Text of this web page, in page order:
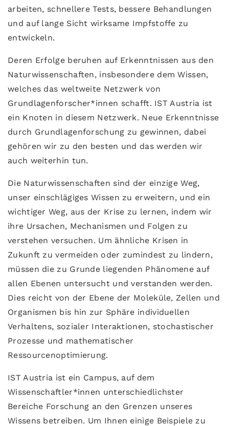
arbeiten, schnellere Tests, bessere Behandlungen
und auf lange Sicht wirksame Impfstoffe zu
entwickeln.
Deren Erfolge beruhen auf Erkenntnissen aus den
Naturwissenschaften, insbesondere dem Wissen,
welches das weltweite Netzwerk von
Grundlagenforscher*innen schafft. IST Austria ist
ein Knoten in diesem Netzwerk. Neue Erkenntnisse
durch Grundlagenforschung zu gewinnen, dabei
gehören wir zu den besten und das werden wir
auch weiterhin tun.
Die Naturwissenschaften sind der einzige Weg,
unser einschlägiges Wissen zu erweitern, und ein
wichtiger Weg, aus der Krise zu lernen, indem wir
ihre Ursachen, Mechanismen und Folgen zu
verstehen versuchen. Um ähnliche Krisen in
Zukunft zu vermeiden oder zumindest zu lindern,
müssen die zu Grunde liegenden Phänomene auf
allen Ebenen untersucht und verstanden werden.
Dies reicht von der Ebene der Moleküle, Zellen und
Organismen bis hin zur Sphäre individuellen
Verhaltens, sozialer Interaktionen, stochastischer
Prozesse und mathematischer
Ressourcenoptimierung.
IST Austria ist ein Campus, auf dem
Wissenschaftler*innen unterschiedlichster
Bereiche Forschung an den Grenzen unseres
Wissens betreiben. Um Ihnen einige Beispiele zu